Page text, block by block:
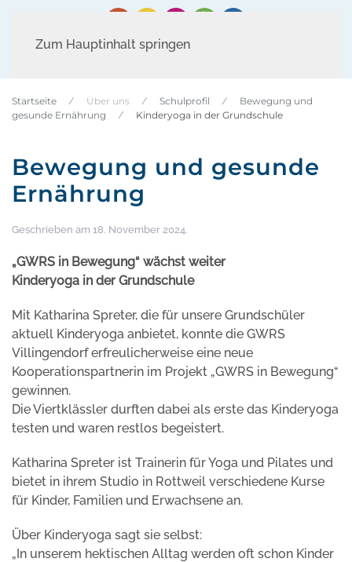
Zum Hauptinhalt springen
Startseite Über uns Schulprofil
Bewegung und
gesunde Ernährung
Kinderyoga in der Grundschule
Bewegung und gesunde
Ernährung
Geschrieben am 18. November 2024.
„GWRS in Bewegung“ wächst weiter
Kinderyoga in der Grundschule
Mit Katharina Spreter, die für unsere Grundschüler
aktuell Kinderyoga anbietet, konnte die GWRS
Villingendorf erfreulicherweise eine neue
Kooperationspartnerin im Projekt „GWRS in Bewegung“
gewinnen.
Die Viertklässler durften dabei als erste das Kinderyoga
testen und waren restlos begeistert.
Katharina Spreter ist Trainerin für Yoga und Pilates und
bietet in ihrem Studio in Rottweil verschiedene Kurse
für Kinder, Familien und Erwachsene an.
Über Kinderyoga sagt sie selbst:
„In unserem hektischen Alltag werden oft schon Kinder